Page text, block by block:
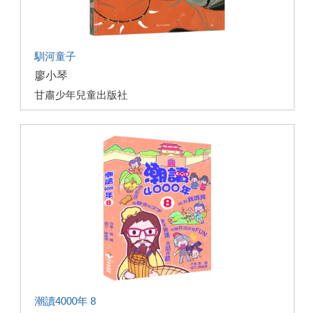
馴河童子
廖小琴
甘肅少年兒童出版社
潮讀4000年 8